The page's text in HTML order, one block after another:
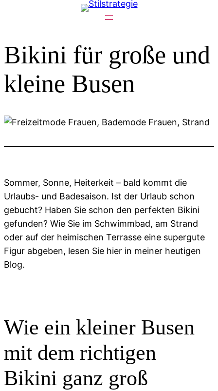
Bikini für große und
kleine Busen
Sommer, Sonne, Heiterkeit – bald kommt die
Urlaubs- und Badesaison. Ist der Urlaub schon
gebucht? Haben Sie schon den perfekten Bikini
gefunden? Wie Sie im Schwimmbad, am Strand
oder auf der heimischen Terrasse eine supergute
Figur abgeben, lesen Sie hier in meiner heutigen
Blog.
Wie ein kleiner Busen
mit dem richtigen
Bikini ganz groß